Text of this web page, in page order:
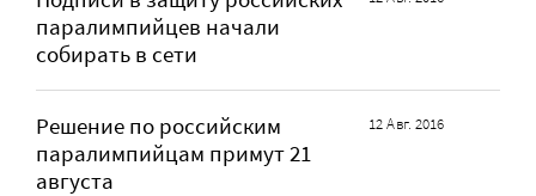
паралимпийцев начали
собирать в сети
Решение по российским
паралимпийцам примут 21
августа
12 Авг. 2016